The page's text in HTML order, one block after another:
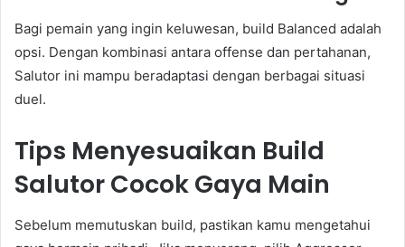
Bagi pemain yang ingin keluwesan, build Balanced adalah
opsi. Dengan kombinasi antara offense dan pertahanan,
Salutor ini mampu beradaptasi dengan berbagai situasi
duel.
Tips Menyesuaikan Build
Salutor Cocok Gaya Main
Sebelum memutuskan build, pastikan kamu mengetahui